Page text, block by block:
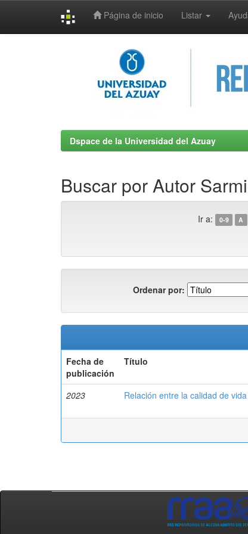
Página de inicio Listar
Dspace de la Universidad del Azuay
Buscar por Autor
Ir a: 0-9 A
Ordenar por:
Fecha de
publicación
Título
2023 Relación entre la calidad de